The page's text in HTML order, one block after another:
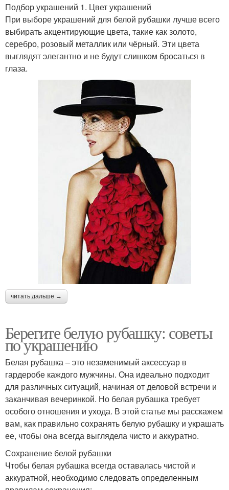
Подбор украшений 1. Цвет украшений
При выборе украшений для белой рубашки лучше всего
выбирать акцентирующие цвета, такие как золото,
серебро, розовый металлик или чёрный. Эти цвета
выглядят элегантно и не будут слишком бросаться в
глаза.
читать дальше →
Берегите белую рубашку: советы
по украшению
Белая рубашка – это незаменимый аксессуар в
гардеробе каждого мужчины. Она идеально подходит
для различных ситуаций, начиная от деловой встречи и
заканчивая вечеринкой. Но белая рубашка требует
особого отношения и ухода. В этой статье мы расскажем
вам, как правильно сохранять белую рубашку и украшать
ее, чтобы она всегда выглядела чисто и аккуратно.
Сохранение белой рубашки
Чтобы белая рубашка всегда оставалась чистой и
аккуратной, необходимо следовать определенным